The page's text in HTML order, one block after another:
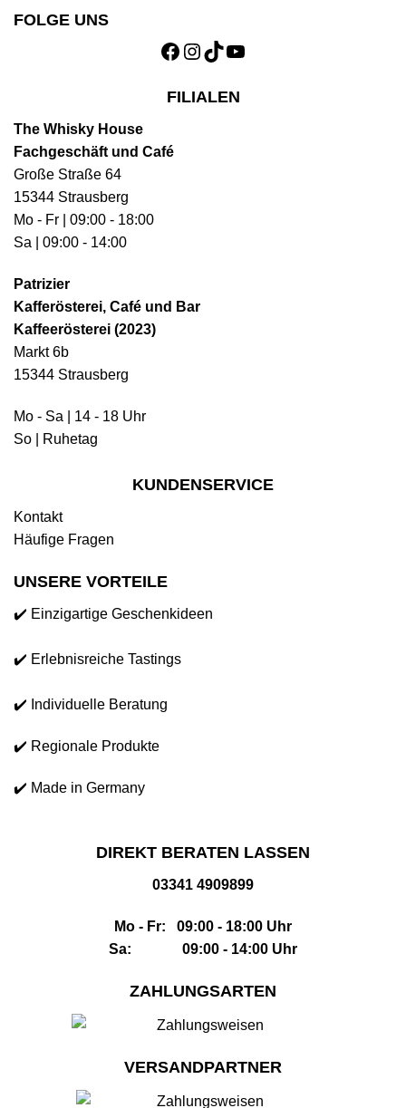
FOLGE UNS
Facebook
Instagram
TikTokYouTube
FILIALEN
The Whisky House
Fachgeschäft und Café
Große Straße 64
15344 Strausberg
Mo - Fr | 09:00 - 18:00
Sa | 09:00 - 14:00
Patrizier
Kafferösterei, Café und Bar
Kaffeerösterei (2023)
Markt 6b
15344 Strausberg
Mo - Sa | 14 - 18 Uhr
So | Ruhetag
KUNDENSERVICE
Kontakt
Häufige Fragen
UNSERE VORTEILE
✔️ Einzigartige Geschenkideen
✔️ Erlebnisreiche Tastings
✔️ Individuelle Beratung
✔️ Regionale Produkte
✔️ Made in Germany
DIREKT BERATEN LASSEN
03341 4909899
Mo - Fr: 09:00 - 18:00 Uhr
Sa: 09:00 - 14:00 Uhr
ZAHLUNGSARTEN
VERSANDPARTNER